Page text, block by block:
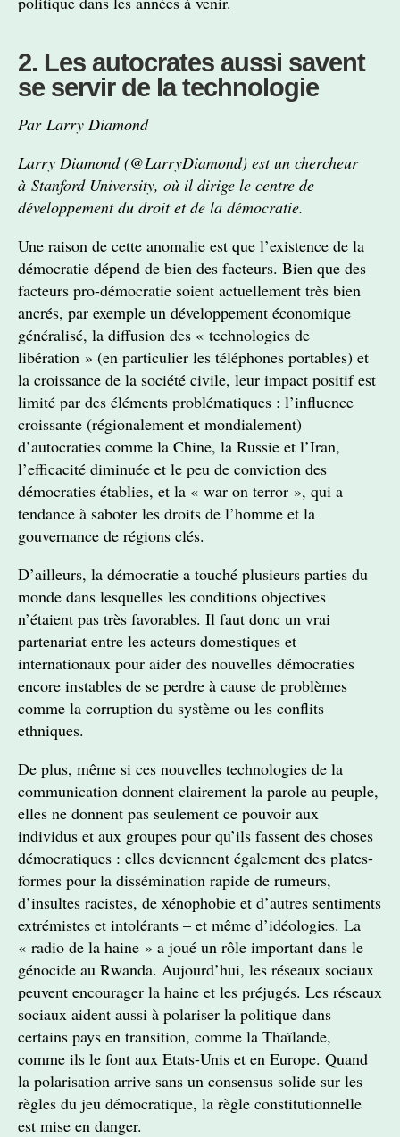
2. Les autocrates aussi savent
se servir de la technologie
Par Larry Diamond
Larry Diamond (@LarryDiamond) est un chercheur
à Stanford University, où il dirige le centre de
développement du droit et de la démocratie.
Une raison de cette anomalie est que l’existence de la
démocratie dépend de bien des facteurs. Bien que des
facteurs pro-démocratie soient actuellement très bien
ancrés, par exemple un développement économique
généralisé, la diffusion des « technologies de
libération » (en particulier les téléphones portables) et
la croissance de la société civile, leur impact positif est
limité par des éléments problématiques : l’influence
croissante (régionalement et mondialement)
d’autocraties comme la Chine, la Russie et l’Iran,
l’efficacité diminuée et le peu de conviction des
démocraties établies, et la « war on terror », qui a
tendance à saboter les droits de l’homme et la
gouvernance de régions clés.
D’ailleurs, la démocratie a touché plusieurs parties du
monde dans lesquelles les conditions objectives
n’étaient pas très favorables. Il faut donc un vrai
partenariat entre les acteurs domestiques et
internationaux pour aider des nouvelles démocraties
encore instables de se perdre à cause de problèmes
comme la corruption du système ou les conflits
ethniques.
De plus, même si ces nouvelles technologies de la
communication donnent clairement la parole au peuple,
elles ne donnent pas seulement ce pouvoir aux
individus et aux groupes pour qu’ils fassent des choses
démocratiques : elles deviennent également des plates-
formes pour la dissémination rapide de rumeurs,
d’insultes racistes, de xénophobie et d’autres sentiments
extrémistes et intolérants – et même d’idéologies. La
« radio de la haine » a joué un rôle important dans le
génocide au Rwanda. Aujourd’hui, les réseaux sociaux
peuvent encourager la haine et les préjugés. Les réseaux
sociaux aident aussi à polariser la politique dans
certains pays en transition, comme la Thaïlande,
comme ils le font aux Etats-Unis et en Europe. Quand
la polarisation arrive sans un consensus solide sur les
règles du jeu démocratique, la règle constitutionnelle
est mise en danger.